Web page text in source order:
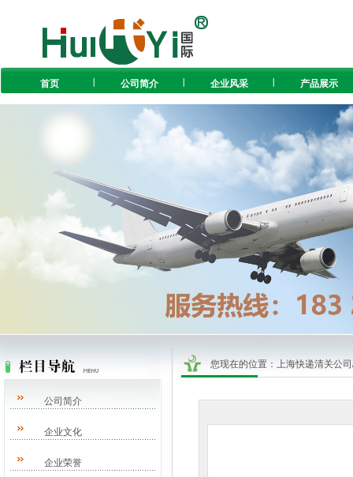
首页 公司简介 企业风采 产品展示
公司简介
企业文化
企业荣誉
您现在的位置： 上海快递清关公